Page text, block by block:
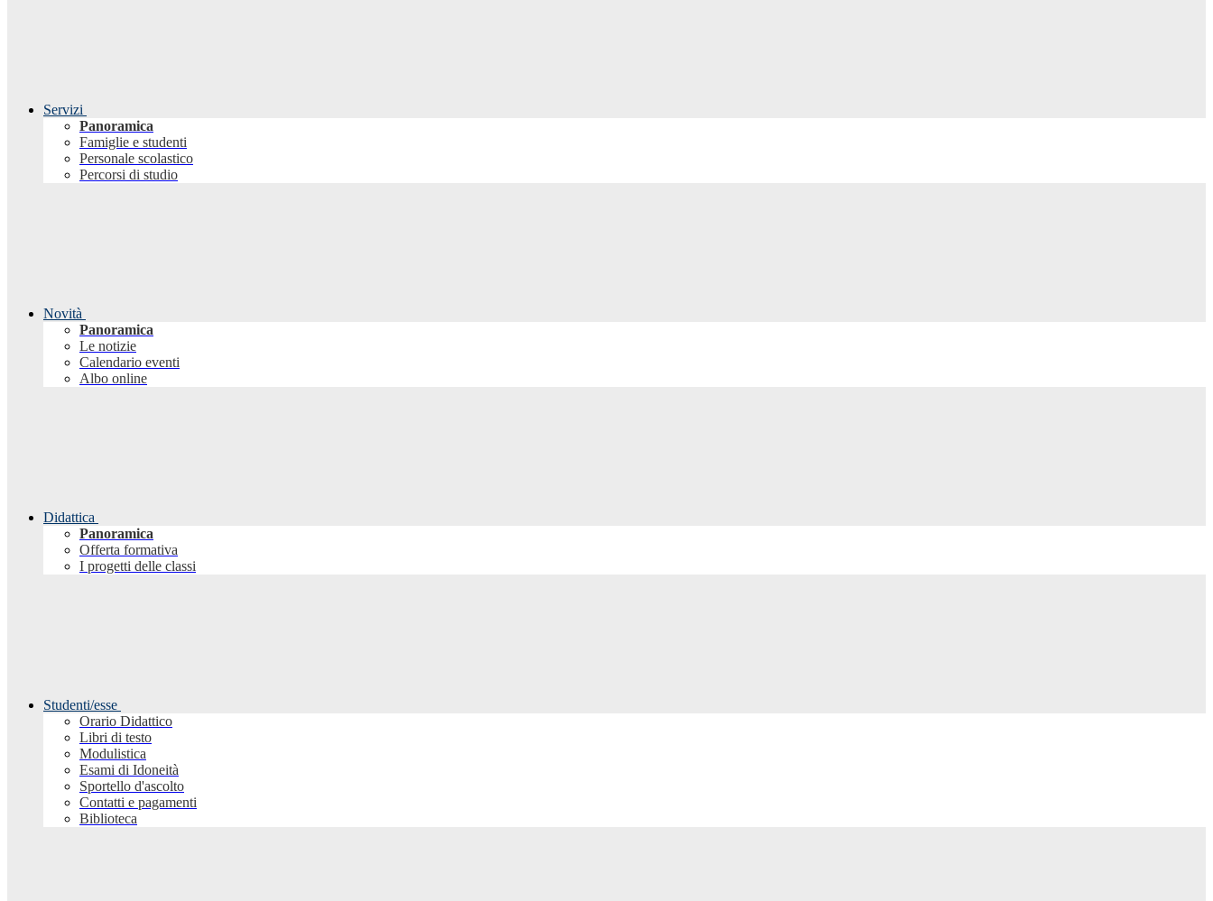
Servizi
Panoramica
Famiglie e studenti
Personale scolastico
Percorsi di studio
Novità
Panoramica
Le notizie
Calendario eventi
Albo online
Didattica
Panoramica
Offerta formativa
I progetti delle classi
Studenti/esse
Orario Didattico
Libri di testo
Modulistica
Esami di Idoneità
Sportello d'ascolto
Contatti e pagamenti
Biblioteca